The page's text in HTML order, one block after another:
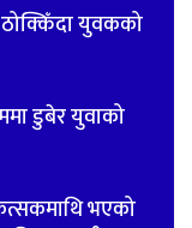
युवकको
डुबेर युवाको
भएको